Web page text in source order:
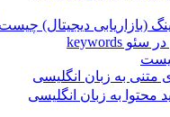
(بازاریابی دیجیتال)
محتوا به زبان انگلیسی